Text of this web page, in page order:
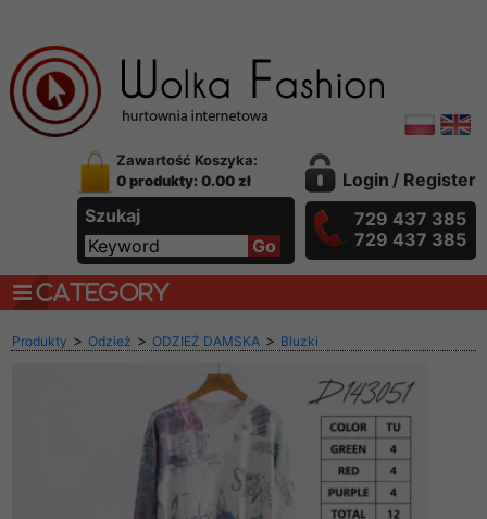
Zawartość Koszyka:
0 produkty: 0.00 zł
Szukaj
Login / Register
729 437 385
729 437 385
CATEGORY
Produkty > Odzież > ODZIEŻ DAMSKA > Bluzki